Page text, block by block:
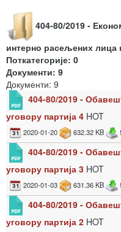
404-80/2019 -
интерно расељених лица
Поткатегорије: 0
Документи: 9
Документи: 9
404-80/2019 -
уговору партија 4 HOT
2020-01-20 632.32 KB
404-80/2019 -
уговору партија 3 HOT
2020-01-03 631.36 KB
404-80/2019 -
уговору партија 2 HOT